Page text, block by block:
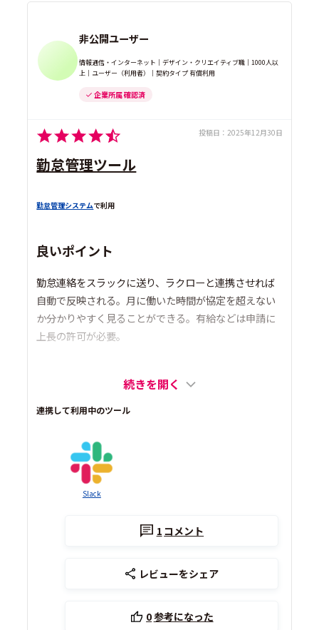
非公開ユーザー
情報通信・インターネット｜デザイン・クリエイティブ職｜1000人以
上｜ユーザー（利用者）｜契約タイプ 有償利用
企業所属 確認済
投稿日： 2025年12月30日
勤怠管理ツール
勤怠管理システムで利用
良いポイント
勤怠連絡をスラックに送り、ラクローと連携させれば
自動で反映される。月に働いた時間が協定を超えない
か分かりやすく見ることができる。有給などは申請に
上長の許可が必要。
続きを開く
連携して利用中のツール
Slack
1 コメント
レビューをシェア
0参考になった